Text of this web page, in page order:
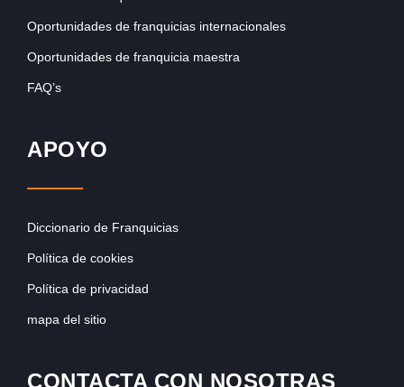
Oportunidades de franquicias internacionales
Oportunidades de franquicia maestra
FAQ’s
APOYO
Diccionario de Franquicias
Política de cookies
Política de privacidad
mapa del sitio
CONTACTA CON NOSOTRAS